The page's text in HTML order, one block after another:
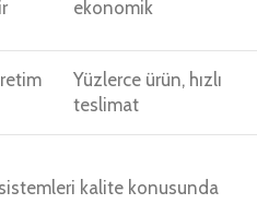
ekonomik
Yüzlerce ürün, hızlı
teslimat
sistemleri kalite konusunda